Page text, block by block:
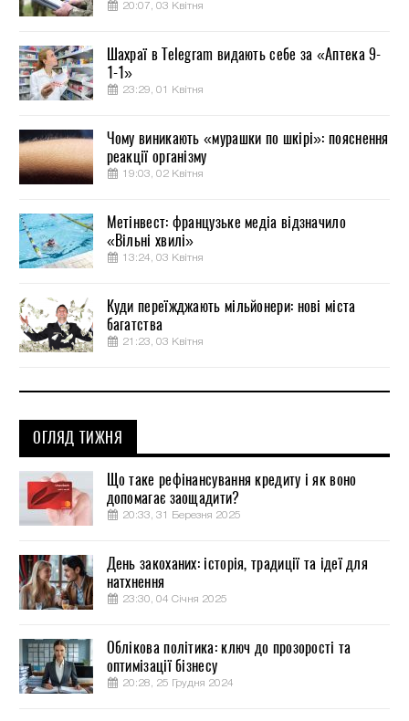
20:07, 03 Квітня
Шахраї в Telegram видають себе за «Аптека 9-
1-1»
23:29, 01 Квітня
Чому виникають «мурашки по шкірі»: пояснення
реакції організму
19:03, 02 Квітня
Метінвест: французьке медіа відзначило
«Вільні хвилі»
13:24, 03 Квітня
Куди переїжджають мільйонери: нові міста
багатства
21:23, 03 Квітня
ОГЛЯД ТИЖНЯ
Що таке рефінансування кредиту і як воно
допомагає заощадити?
20:33, 31 Березня 2025
День закоханих: історія, традиції та ідеї для
натхнення
23:30, 04 Січня 2025
Облікова політика: ключ до прозорості та
оптимізації бізнесу
20:28, 25 Грудня 2024